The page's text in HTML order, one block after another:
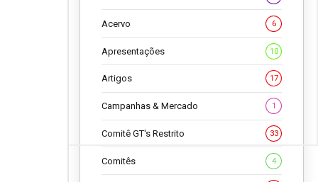
Acervo 6
Apresentações 10
Artigos 17
Campanhas & Mercado 1
Comitê GT's Restrito 33
Comitês 4